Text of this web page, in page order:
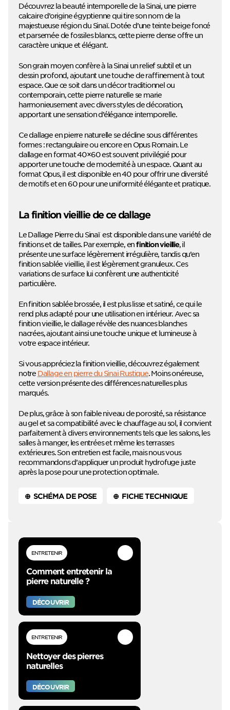
Découvrez la beauté intemporelle de la Sinai, une pierre
calcaire d’origine égyptienne qui tire son nom de la
majestueuse région du Sinaï. Dotée d’une teinte beige foncé
et parsemée de fossiles blancs, cette pierre dense offre un
caractère unique et élégant.
Son grain moyen confère à la Sinai un relief subtil et un
dessin profond, ajoutant une touche de raffinement à tout
espace. Que ce soit dans un décor traditionnel ou
contemporain, cette pierre naturelle se marie
harmonieusement avec divers styles de décoration,
apportant une sensation d’élégance intemporelle.
Ce dallage en pierre naturelle se décline sous différentes
formes : rectangulaire ou encore en Opus Romain. Le
dallage en format 40×60 est souvent privilégié pour
apporter une touche de modernité à un espace. Quant au
format Opus, il est disponible en 40 pour offrir une diversité
de motifs et en 60 pour une uniformité élégante et pratique.
La finition vieillie de ce dallage
Le Dallage Pierre du Sinaï est disponible dans une variété de
finitions et de tailles. Par exemple, enfinition vieillie, il
présente une surface légèrement irrégulière, tandis qu’en
finition sablée vieillie, il est légèrement granuleux. Ces
variations de surface lui confèrent une authenticité
particulière.
En finition sablée brossée, il est plus lisse et satiné, ce qui le
rend plus adapté pour une utilisation en intérieur. Avec sa
finition vieillie, le dallage révèle des nuances blanches
nacrées, ajoutant ainsi une touche unique et lumineuse à
votre espace intérieur.
Si vous appréciez la finition vieillie, découvrez également
notre Dallage en pierre du Sinai Rustique. Moins onéreuse,
cette version présente des différences naturelles plus
marqués.
De plus, grâce à son faible niveau de porosité, sa résistance
au gel et sa compatibilité avec le chauffage au sol, il convient
parfaitement à divers environnements tels que les salons, les
salles à manger, les entrées et même les terrasses
extérieures. Son entretien est facile, mais nous vous
recommandons d’appliquer un produit hydrofuge juste
après la pose pour une protection optimale.
⊕ SCHÉMA DE POSE ⊕ FICHE TECHNIQUE
ENTRETENIR
Comment entretenir la
pierre naturelle ?
DÉCOUVRIR
ENTRETENIR
Nettoyer des pierres
naturelles
DÉCOUVRIR